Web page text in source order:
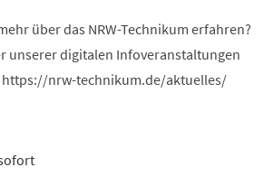
über das NRW-Technikum erfahren?
unserer digitalen Infoveranstaltungen
https://nrw-technikum.de/aktuelles/